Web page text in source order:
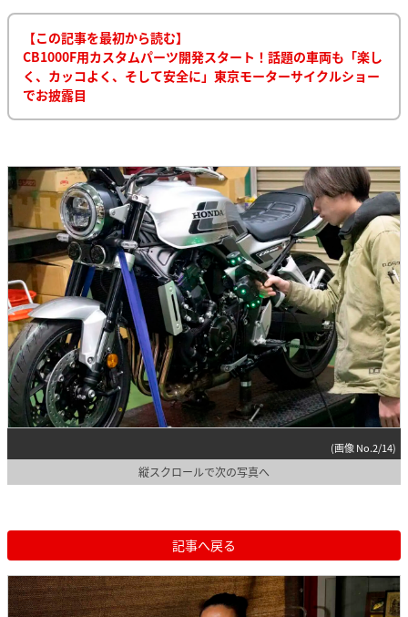
【この記事を最初から読む】
CB1000F用カスタムパーツ開発スタート！話題の車両も「楽し
く、カッコよく、そして安全に」東京モーターサイクルショー
でお披露目
(画像 No.2/14)
縦スクロールで次の写真へ
記事へ戻る